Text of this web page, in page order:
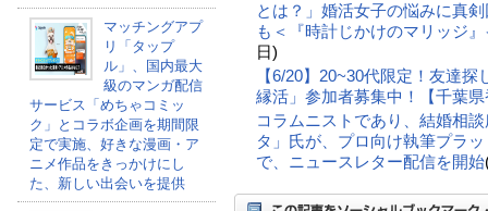
マッチングアプ
リ「タップ
ル」、国内最大
級のマンガ配信
サービス「めちゃコミッ
ク」とコラボ企画を期間限
定で実施、好きな漫画・ア
ニメ作品をきっかけにし
た、新しい出会いを提供
とは？」婚活女子の悩みに真
も＜『時計じかけのマリッジ
日)
【6/20】20~30代限定！友達
縁活」参加者募集中！【千葉
コラムニストであり、結婚相
タ」氏が、プロ向け執筆プラ
で、ニュースレター配信を開始